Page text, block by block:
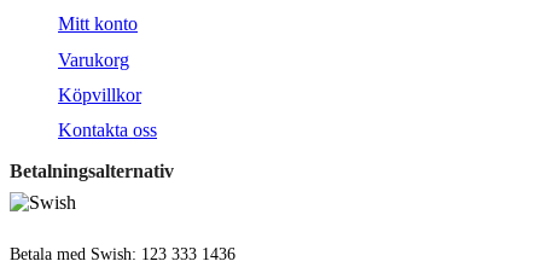
Mitt konto
Varukorg
Köpvillkor
Kontakta oss
Betalningsalternativ
Betala med Swish: 123 333 1436